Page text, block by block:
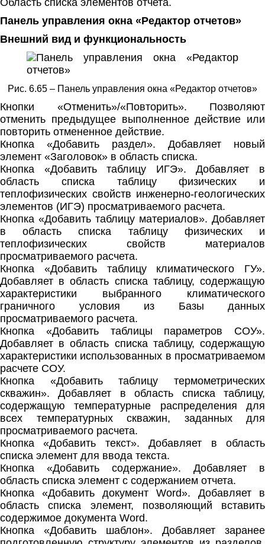
Панель управления окна «Редактор отчетов»
Внешний вид и функциональность
Рис. 6.65 – Панель управления окна «Редактор отчетов»
Кнопки «Отменить»/«Повторить». Позволяют
отменить предыдущее выполненное действие или
повторить отмененное действие.
Кнопка «Добавить раздел». Добавляет новый
элемент «Заголовок» в область списка.
Кнопка «Добавить таблицу ИГЭ». Добавляет в
область списка таблицу физических и
теплофизических свойств инженерно-геологических
элементов (ИГЭ) просматриваемого расчета.
Кнопка «Добавить таблицу материалов». Добавляет
в область списка таблицу физических и
теплофизических свойств материалов
просматриваемого расчета.
Кнопка «Добавить таблицу климатического ГУ».
Добавляет в область списка таблицу, содержащую
характеристики выбранного климатического
граничного условия из Базы данных
просматриваемого расчета.
Кнопка «Добавить таблицы параметров СОУ».
Добавляет в область списка таблицу, содержащую
характеристики использованных в просматриваемом
расчете СОУ.
Кнопка «Добавить таблицу термометрических
скважин». Добавляет в область списка таблицу,
содержащую температурные распределения для
всех температурных скважин, заданных для
просматриваемого расчета.
Кнопка «Добавить текст». Добавляет в область
списка элемент для ввода текста.
Кнопка «Добавить содержание». Добавляет в
область списка элемент с содержанием отчета.
Кнопка «Добавить документ Word». Добавляет в
область списка элемент, позволяющий вставить
содержимое документа Word.
Кнопка «Добавить шаблон». Добавляет заранее